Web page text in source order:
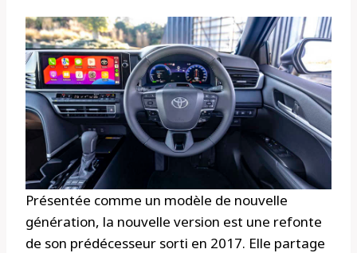
Présentée comme un modèle de nouvelle
génération, la nouvelle version est une refonte
de son prédécesseur sorti en 2017. Elle partage